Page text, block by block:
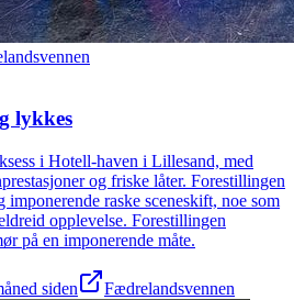
lykkes
i Hotell-haven i Lillesand, med
og friske låter. Forestillingen
raske sceneskift, noe som
opplevelse. Forestillingen
på en imponerende måte.
siden Fædrelandsvennen